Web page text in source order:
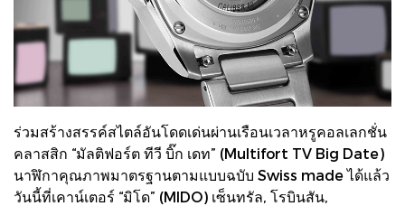
ร่วมสร้างสรรค์สไตล์อันโดดเด่นผ่านเรือนเวลาหรูคอลเลกชั่น
คลาสสิก “มัลติฟอร์ต ทีวี บิ๊ก เดท” (Multifort TV Big Date)
นาฬิกาคุณภาพมาตรฐานตามแบบฉบับ Swiss made ได้แล้ว
วันนี้ที่เคาน์เตอร์ “มิโด” (MIDO) เซ็นทรัล, โรบินสัน,